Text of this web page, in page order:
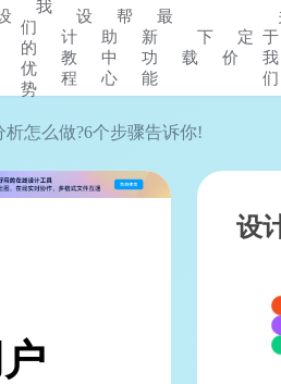
我
们
的
优
势
设
计
教
程
帮
助
中
心
最
新
功
能
下
载
定
价
于
我
们
析怎么做?6个步骤告诉你!
设